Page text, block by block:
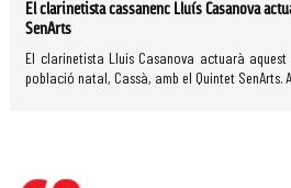
El clarinetista cassanenc Lluís Casanova
SenArts
El clarinetista Lluís Casanova actuarà
població natal, Cassà, amb el Quintet SenArts.